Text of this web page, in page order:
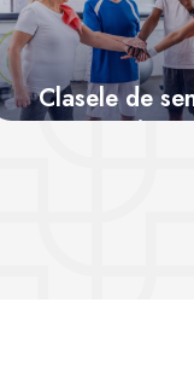
Clasele de
pentru o viață